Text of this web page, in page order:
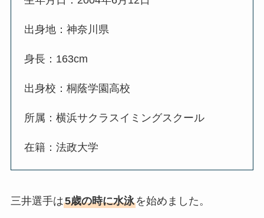
出身地：神奈川県
身長：163cm
出身校：桐蔭学園高校
所属：横浜サクラスイミングスクール
在籍：法政大学
三井選手は5歳の時に水泳を始めました。